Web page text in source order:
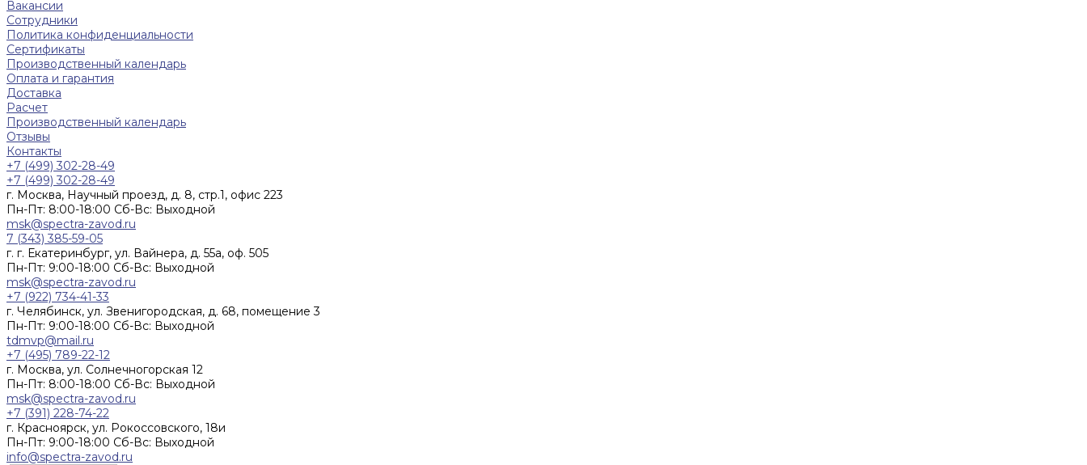
Вакансии
Сотрудники
Политика конфиденциальности
Сертификаты
Производственный календарь
Оплата и гарантия
Доставка
Расчет
Производственный календарь
Отзывы
Контакты
+7 (499) 302-28-49
+7 (499) 302-28-49
г. Москва, Научный проезд, д. 8, стр.1, офис 223
Пн-Пт: 8:00-18:00 Cб-Вс: Выходной
msk@spectra-zavod.ru
7 (343) 385-59-05
г. г. Екатеринбург, ул. Вайнера, д. 55а, оф. 505
Пн-Пт: 9:00-18:00 Cб-Вс: Выходной
msk@spectra-zavod.ru
+7 (922) 734-41-33
г. Челябинск, ул. Звенигородская, д. 68, помещение 3
Пн-Пт: 9:00-18:00 Cб-Вс: Выходной
tdmvp@mail.ru
+7 (495) 789-22-12
г. Москва, ул. Солнечногорская 12
Пн-Пт: 8:00-18:00 Cб-Вс: Выходной
msk@spectra-zavod.ru
+7 (391) 228-74-22
г. Красноярск, ул. Рокоссовского, 18и
Пн-Пт: 9:00-18:00 Cб-Вс: Выходной
info@spectra-zavod.ru